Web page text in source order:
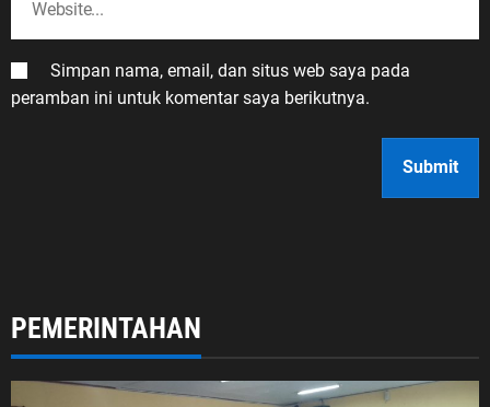
Simpan nama, email, dan situs web saya pada
peramban ini untuk komentar saya berikutnya.
PEMERINTAHAN